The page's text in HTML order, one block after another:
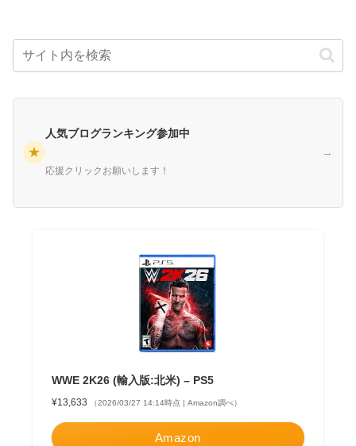
★
人気ブログランキング参加中
応援クリックお願いします！
→
WWE 2K26 (輸入版:北米) – PS5
¥13,633 （2026/03/27 14:14時点 | Amazon調べ）
Amazon